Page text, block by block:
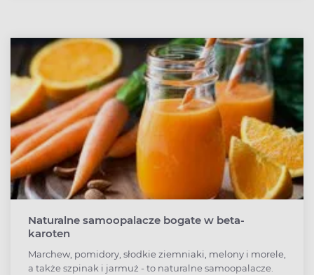
Naturalne samoopalacze bogate w beta-
karoten
Marchew, pomidory, słodkie ziemniaki, melony i morele,
a także szpinak i jarmuż - to naturalne samoopalacze.